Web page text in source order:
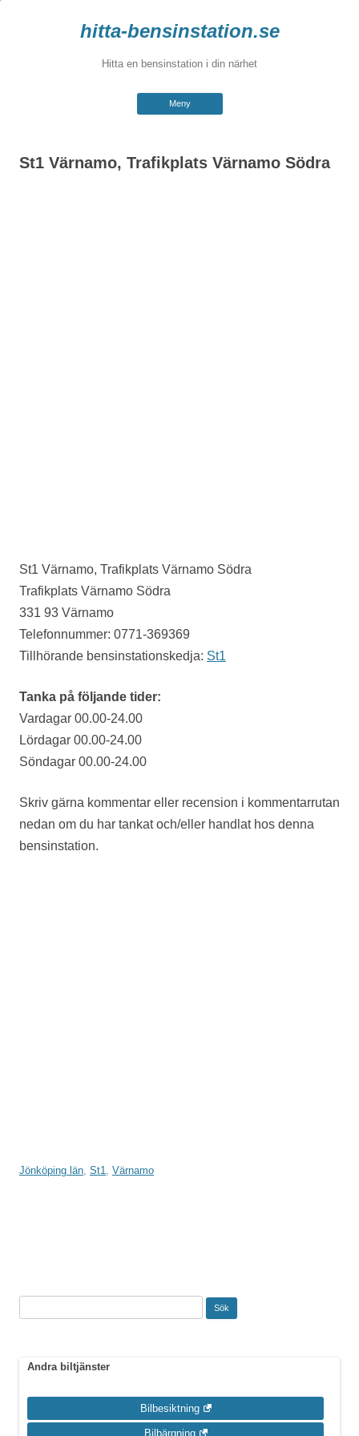
hitta-bensinstation.se
Hitta en bensinstation i din närhet
Meny
Hoppa
till
St1 Värnamo, Trafikplats Värnamo Södra
St1 Värnamo, Trafikplats Värnamo Södra
Trafikplats Värnamo Södra
331 93 Värnamo
Telefonnummer: 0771-369369
Tillhörande bensinstationskedja: St1
Tanka på följande tider:
Vardagar 00.00-24.00
Lördagar 00.00-24.00
Söndagar 00.00-24.00
Skriv gärna kommentar eller recension i kommentarrutan
nedan om du har tankat och/eller handlat hos denna
bensinstation.
Jönköping län, St1, Värnamo
Andra biltjänster
Bilbesiktning
Bilbärgning